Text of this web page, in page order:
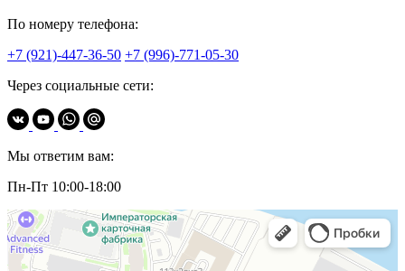
По номеру телефона:
+7 (921)-447-36-50 +7 (996)-771-05-30
Через социальные сети:
Мы ответим вам:
Пн-Пт 10:00-18:00